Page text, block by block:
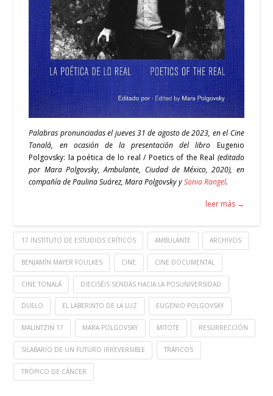
Palabras pronunciadas el jueves 31 de agosto de 2023, en el Cine
Tonalá, en ocasión de la presentación del libro Eugenio
Polgovsky: la poética de lo real / Poetics of the Real (editado
por Mara Polgovsky, Ambulante, Ciudad de México, 2020), en
compañía de Paulina Suárez, Mara Polgovsky ySonia Rangel.
leer más →
17 INSTITUTO DE ESTUDIOS CRÍTICOS AMBULANTE ARCHIVOS
BENJAMÍN MAYER FOULKES CINE CINE DOCUMENTAL
CINE TONALÁ DIECISÉIS SENDAS HACIA LA POSUNIVERSIDAD
DUELO EL LABERINTO DE LA LUZ EUGENIO POLGOVSKY
MALINTZIN 17 MARA POLGOVSKY MITOTE RESURRECCIÓN
SILABARIO DE UN FUTURO IRREVERSIBLE TRÁFICOS
TRÓPICO DE CÁNCER